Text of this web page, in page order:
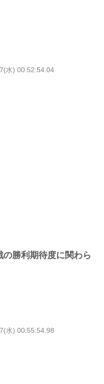
水) 00:52:54.04
勝利期待度に関わら
水) 00:55:54.98